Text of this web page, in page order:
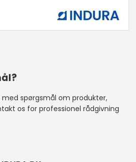
spørgsmål om produkter,
os for professionel rådgivning